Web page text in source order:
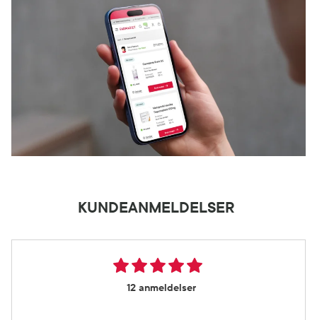
KUNDEANMELDELSER
12 anmeldelser